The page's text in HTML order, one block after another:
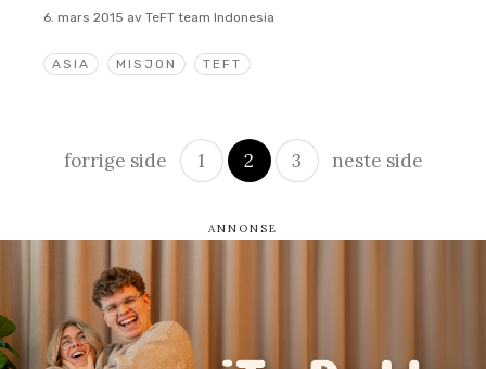
ASIA MISJON TEFT
6. mars 2015 av TeFT team Indonesia
Innleggsnavigasjon
forrige side 1 2 3 neste side